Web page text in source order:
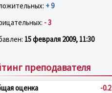
+ 9
- 3
15 февраля 2009, 11:30
преподавателя
оценка -0.2